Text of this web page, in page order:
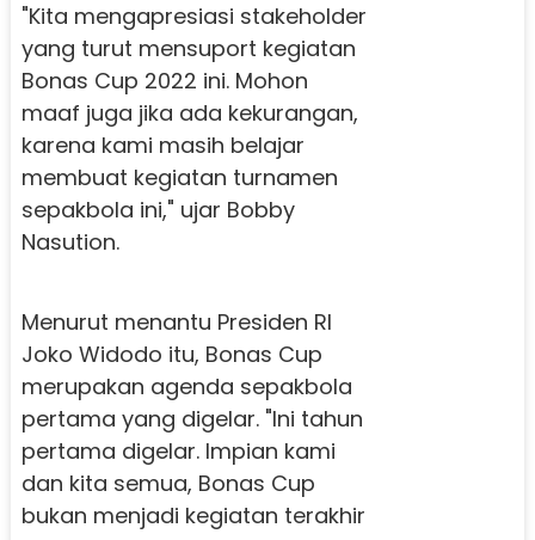
"Kita mengapresiasi stakeholder
yang turut mensuport kegiatan
Bonas Cup 2022 ini. Mohon
maaf juga jika ada kekurangan,
karena kami masih belajar
membuat kegiatan turnamen
sepakbola ini," ujar Bobby
Nasution.
Menurut menantu Presiden RI
Joko Widodo itu, Bonas Cup
merupakan agenda sepakbola
pertama yang digelar. "Ini tahun
pertama digelar. Impian kami
dan kita semua, Bonas Cup
bukan menjadi kegiatan terakhir